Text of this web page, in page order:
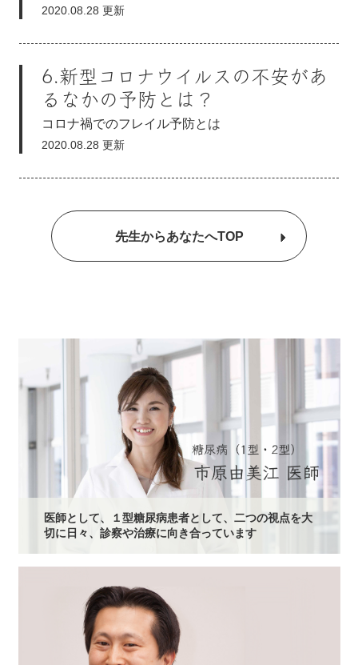
2020.08.28 更新
6.新型コロナウイルスの不安があ
るなかの予防とは？
コロナ禍でのフレイル予防とは
2020.08.28 更新
先生からあなたへTOP
医師として、１型糖尿病患者として、二つの視点を大
切に日々、診察や治療に向き合っています